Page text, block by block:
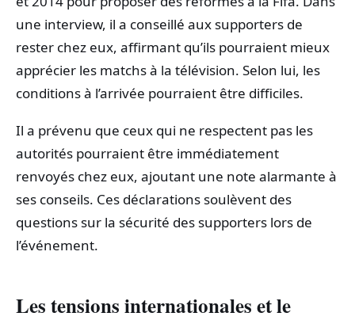
une interview, il a conseillé aux supporters de
rester chez eux, affirmant qu’ils pourraient mieux
apprécier les matchs à la télévision. Selon lui, les
conditions à l’arrivée pourraient être difficiles.
Il a prévenu que ceux qui ne respectent pas les
autorités pourraient être immédiatement
renvoyés chez eux, ajoutant une note alarmante à
ses conseils. Ces déclarations soulèvent des
questions sur la sécurité des supporters lors de
l’événement.
Les tensions internationales et le